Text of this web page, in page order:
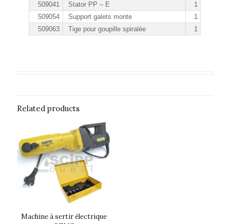
509041
Stator PP – E
1
509054
Support galets monte
1
509063
Tige pour goupille spiralée 1
Related products
Machine à sertir électrique